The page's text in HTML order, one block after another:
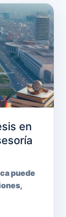
en
puede